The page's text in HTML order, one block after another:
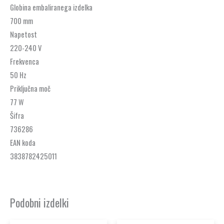
Globina embaliranega izdelka
700 mm
Napetost
220-240 V
Frekvenca
50 Hz
Priključna moč
77 W
Šifra
736286
EAN koda
3838782425011
Podobni izdelki